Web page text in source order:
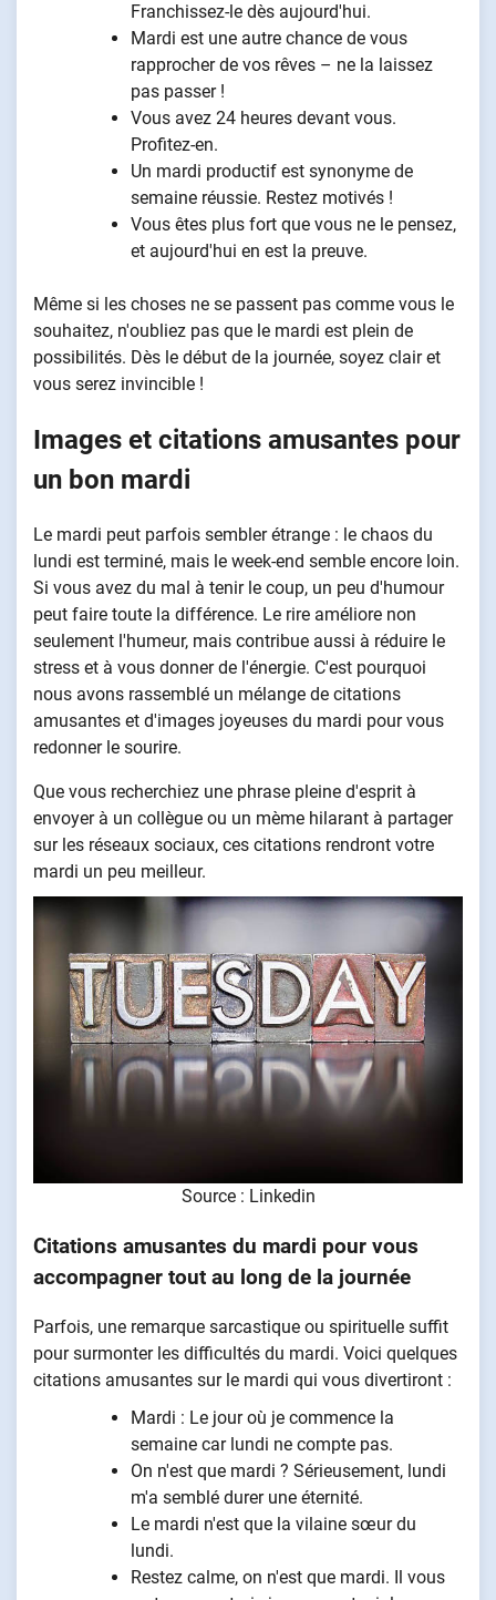
Franchissez-le dès aujourd'hui.
Mardi est une autre chance de vous
rapprocher de vos rêves – ne la laissez
pas passer !
Vous avez 24 heures devant vous.
Profitez-en.
Un mardi productif est synonyme de
semaine réussie. Restez motivés !
Vous êtes plus fort que vous ne le pensez,
et aujourd'hui en est la preuve.
Même si les choses ne se passent pas comme vous le
souhaitez, n'oubliez pas que le mardi est plein de
possibilités. Dès le début de la journée, soyez clair et
vous serez invincible !
Images et citations amusantes pour
un bon mardi
Le mardi peut parfois sembler étrange : le chaos du
lundi est terminé, mais le week-end semble encore loin.
Si vous avez du mal à tenir le coup, un peu d'humour
peut faire toute la différence. Le rire améliore non
seulement l'humeur, mais contribue aussi à réduire le
stress et à vous donner de l'énergie. C'est pourquoi
nous avons rassemblé un mélange de citations
amusantes et d'images joyeuses du mardi pour vous
redonner le sourire.
Que vous recherchiez une phrase pleine d'esprit à
envoyer à un collègue ou un mème hilarant à partager
sur les réseaux sociaux, ces citations rendront votre
mardi un peu meilleur.
Source : Linkedin
Citations amusantes du mardi pour vous
accompagner tout au long de la journée
Parfois, une remarque sarcastique ou spirituelle suffit
pour surmonter les difficultés du mardi. Voici quelques
citations amusantes sur le mardi qui vous divertiront :
Mardi : Le jour où je commence la
semaine car lundi ne compte pas.
On n'est que mardi ? Sérieusement, lundi
m'a semblé durer une éternité.
Le mardi n'est que la vilaine sœur du
lundi.
Restez calme, on n'est que mardi. Il vous